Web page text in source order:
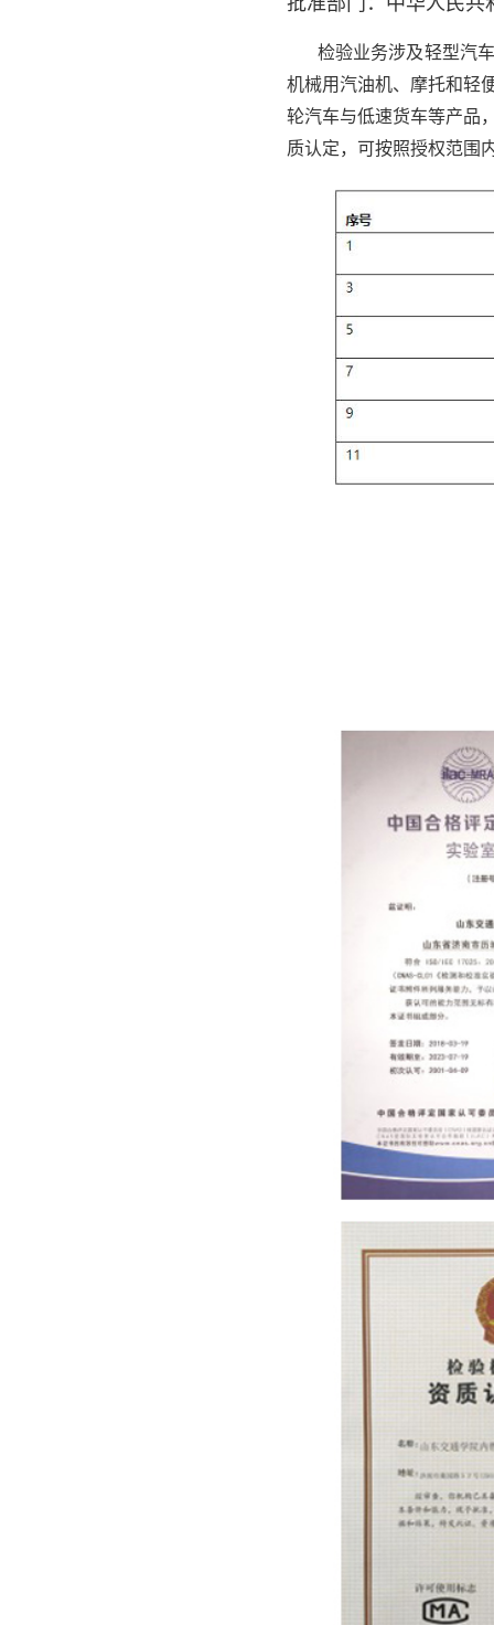
检验业务涉及轻型汽
机械用汽油机、摩托和轻
轮汽车与低速货车等产品
质认定，可按照授权范围